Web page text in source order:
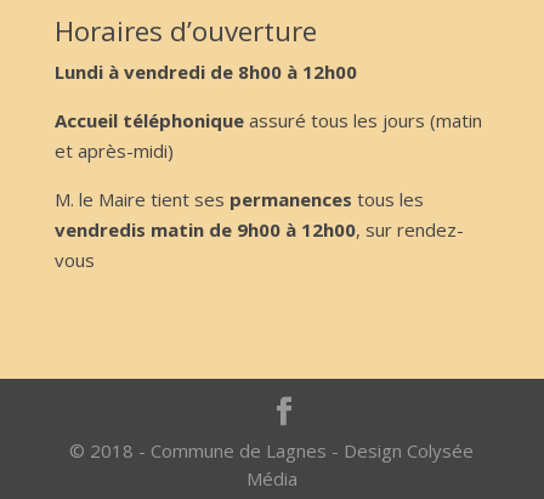
Horaires d’ouverture
Lundi à vendredi de 8h00 à 12h00
Accueil téléphoniqueassuré tous les jours (matin
et après-midi)
M. le Maire tient ses permanences tous les
vendredis matin de 9h00 à 12h00, sur rendez-
vous
© 2018 - Commune de Lagnes - Design Colysée
Média